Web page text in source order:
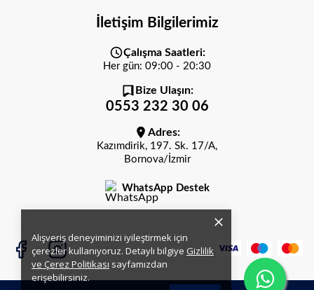
Alışveriş deneyiminizi iyileştirmek için
çerezler kullanıyoruz. Detaylı bilgiye Gizlilik
ve Çerez Politikası sayfamızdan
erişebilirsiniz.
İletişim Bilgilerimiz
Çalışma Saatleri:
Her gün: 09:00 - 20:30
Bize Ulaşın:
0553 232 30 06
Adres:
Kazımdirik, 197. Sk. 17/A,
Bornova/İzmir
WhatsApp Destek